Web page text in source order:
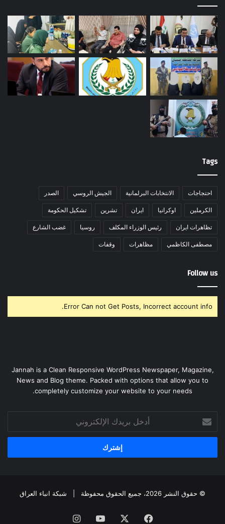
Tags
احتجاجات الانتخابات البرلمانية الجيش الروسي الصدر
الكرملين اوكرانيا ايران تشرين تشكيل الحكومة
تظاهرات ايران رئيس الوزراء المكلف روسيا غضب الشارع
مصطفى الكاظمي مظاهرات وقفات
Follow us
Error Can not Get Posts, Incorrect account info.
Jannah is a Clean Responsive WordPress Newspaper, Magazine,
News and Blog theme. Packed with options that allow you to
completely customize your website to your needs.
بريدك
الإلكتروني
© حقوق النشر 2026، جميع الحقوق محفوظة | شبكة انباء العراق
فيسبوك ‫YouTubeانستقرام